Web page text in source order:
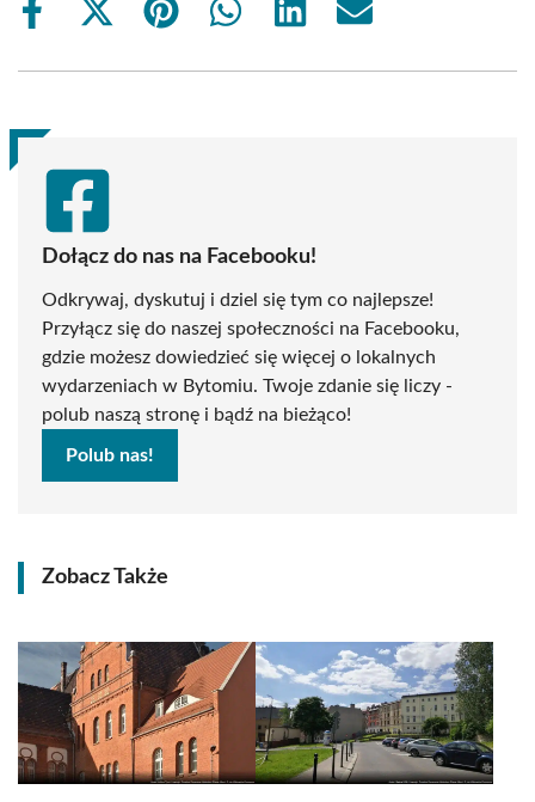
Share
Share
(Twitter)
Share
Share
Share
Share
Dołącz do nas na Facebooku!
Odkrywaj, dyskutuj i dziel się tym co najlepsze!
Przyłącz się do naszej społeczności na Facebooku,
gdzie możesz dowiedzieć się więcej o lokalnych
wydarzeniach w Bytomiu. Twoje zdanie się liczy -
polub naszą stronę i bądź na bieżąco!
Polub nas!
Zobacz Także